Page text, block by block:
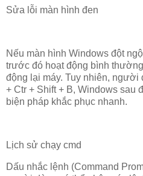
Sửa lỗi màn hình đen
Nếu màn hình Windows đột
trước đó hoạt động bình
động lại máy. Tuy nhiên, người
+ Ctr + Shift + B, Windows sau
biện pháp khắc phục nhanh.
Lịch sử chạy cmd
Dấu nhắc lệnh (Command